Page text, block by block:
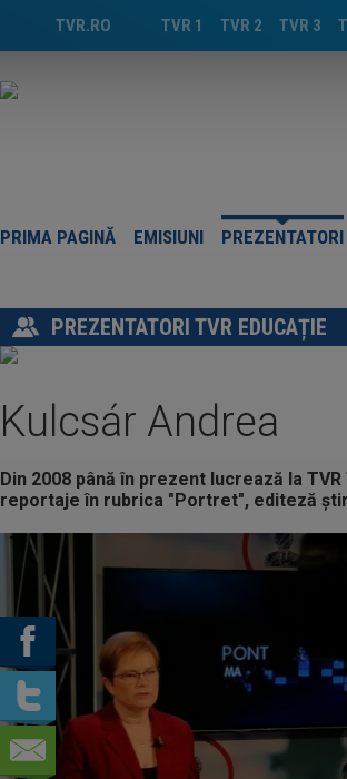
TVR 3
TVR 2
TVR 1
TVR.RO
PRIMA PAGINĂ EMISIUNI PREZENTATORI
PREZENTATORI TVR EDUCAȚIE
Kulcsár Andrea
Din 2008 până în prezent lucrează la
reportaje în rubrica "Portret", editeză